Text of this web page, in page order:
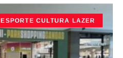
ESPORTE CULTURA LAZER